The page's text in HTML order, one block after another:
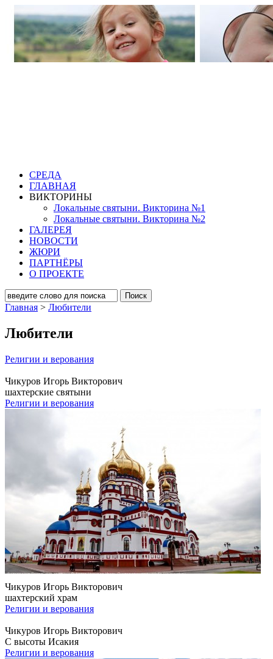
СРЕДА
ГЛАВНАЯ
ВИКТОРИНЫ
Локальные святыни. Викторина №1
Локальные святыни. Викторина №2
ГАЛЕРЕЯ
НОВОСТИ
ЖЮРИ
ПАРТНЁРЫ
О ПРОЕКТЕ
Главная > Любители
Любители
Религии и верования
Чикуров Игорь Викторович
шахтерские святыни
Религии и верования
Чикуров Игорь Викторович
шахтерский храм
Религии и верования
Чикуров Игорь Викторович
С высоты Исакия
Религии и верования